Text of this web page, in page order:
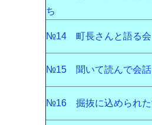
ち
№14 町長さんと語る会
№15 聞いて読んで会話
№16 掘抜に込められた